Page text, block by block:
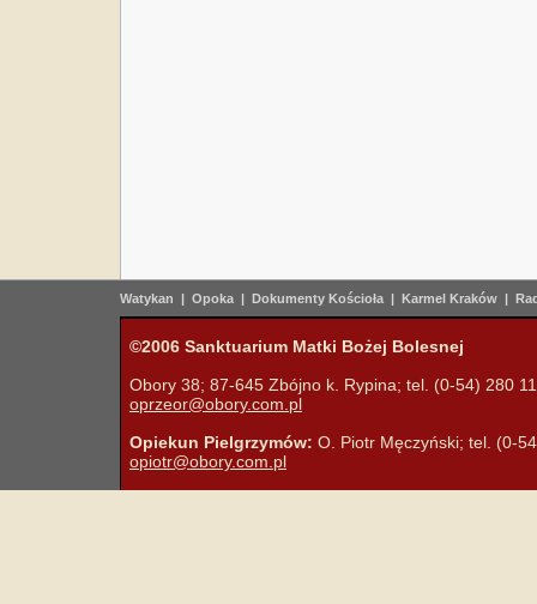
Watykan | Opoka | Dokumenty Kościoła | Karmel Kraków |
©2006 Sanktuarium Matki Bożej Bolesnej
Obory 38; 87-645 Zbójno k. Rypina; tel. (0-54) 280
oprzeor@obory.com.pl
Opiekun Pielgrzymów: O. Piotr Męczyński; tel. (0-
opiotr@obory.com.pl